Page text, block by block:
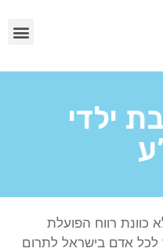
ילדי
כוונת רווח הפועלת
אדם בישראל לתרום